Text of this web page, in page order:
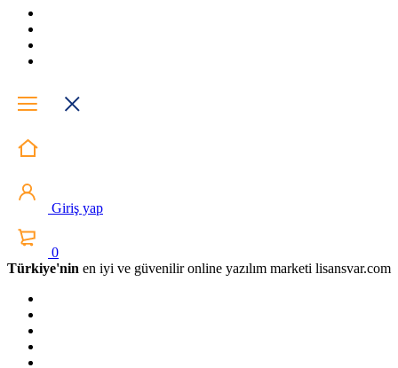
Giriş yap
0
Türkiye'nin en iyi ve güvenilir online yazılım marketi lisansvar.com